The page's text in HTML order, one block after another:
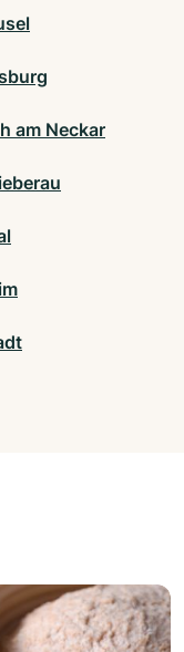
am Neckar